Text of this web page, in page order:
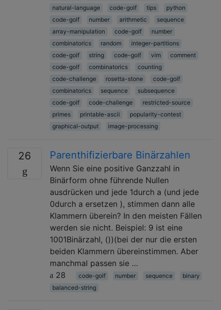
natural-language
code-golf tips
python
code-golf
number arithmetic
sequence
array-manipulation
code-golf
number
combinatorics
random
integer-partitions
code-golf
string code-golf vim
comment
code-golf
combinatorics
counting
code-challenge
rosetta-stone
code-golf
combinatorics
sequence
subsequence
code-golf
code-challenge
restricted-source
primes
printable-ascii
popularity-contest
graphical-output
image-processing
26 Parenthifizierbare Binärzahlen
Wenn Sie eine positive Ganzzahl in
Binärform ohne führende Nullen
ausdrücken und jede 1durch a (und jede
0durch a ersetzen ), stimmen dann alle
Klammern überein? In den meisten Fällen
werden sie nicht. Beispiel: 9 ist eine
1001Binärzahl, ())(bei der nur die ersten
beiden Klammern übereinstimmen. Aber
manchmal passen sie …
28
code-golf number sequence
binary
balanced-string